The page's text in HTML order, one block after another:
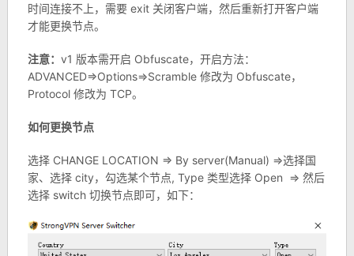
时间连接不上，需要 exit 关闭客户端，然后重新打开客户端
才能更换节点。
注意： v1 版本需开启 Obfuscate，开启方法：
ADVANCED=>Options=>Scramble 修改为 Obfuscate，
Protocol 修改为 TCP。
如何更换节点
选择 CHANGE LOCATION => By server(Manual) =>选择国
家、选择 city，勾选某个节点, Type 类型选择 Open => 然后
选择 switch 切换节点即可，如下：